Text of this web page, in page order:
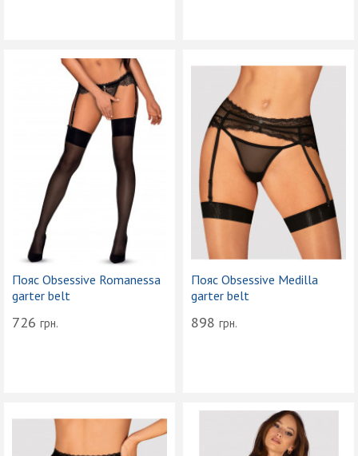
Пояс Obsessive Romanessa
garter belt
726 грн.
Пояс Obsessive Medilla
garter belt
898 грн.